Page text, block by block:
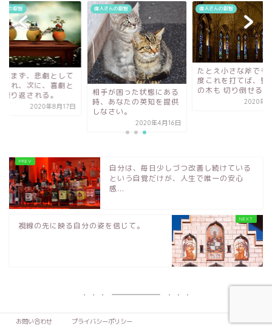
んの叡智
が困った状態にある
あなたの英知を提供
偉人さんの叡智
たとえ小さな斧でも数百
度これを打てば、堅い樫
の木も 切り倒せる。
2020年1月5日
偉人さんの叡智
歴史はまず、悲劇と
演じられ、次に、喜
して繰り返される。
2020年8
自分は、毎日少しづつ改善し続けている
という自覚だけが、人生で唯一の安心
感...
視線の先に映る自分の姿を信じて。
お問い合わせ プライバシーポリシー